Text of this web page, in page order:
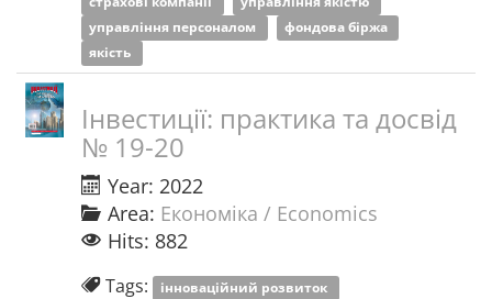
управління персоналом
фондова біржа
якість
Інвестиції: практика та досвід
№ 19-20
Year: 2022
Area: Економіка / Economics
Hits: 882
Tags: інноваційний розвиток